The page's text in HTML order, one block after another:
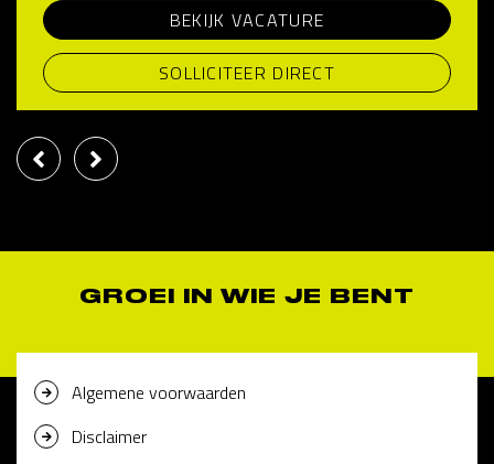
BEKIJK VACATURE
SOLLICITEER DIRECT
GROEI IN WIE JE BENT
Algemene voorwaarden
Disclaimer